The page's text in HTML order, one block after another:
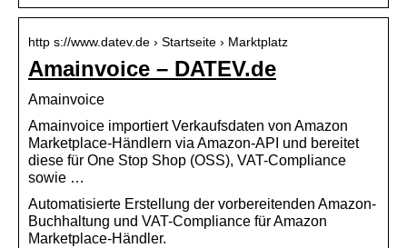
http s://www.datev.de › Startseite › Marktplatz
Amainvoice – DATEV.de
Amainvoice
Amainvoice importiert Verkaufsdaten von Amazon
Marketplace-Händlern via Amazon-API und bereitet
diese für One Stop Shop (OSS), VAT-Compliance
sowie …
Automatisierte Erstellung der vorbereitenden Amazon-
Buchhaltung und VAT-Compliance für Amazon
Marketplace-Händler.